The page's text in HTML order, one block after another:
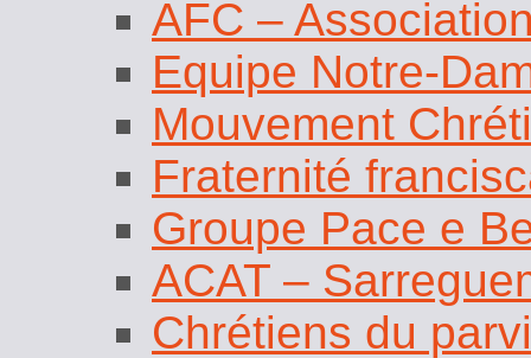
AFC –
Equipe Notre-
Mouvement
Fraternité
Groupe Pace e
ACAT –
Chrétiens du